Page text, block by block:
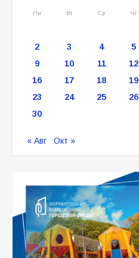
Пн Вт Ср Чт
2
3 4 5
9
10 11 12
16
17 18 19
23
24 25 26
30
« Авг Окт »